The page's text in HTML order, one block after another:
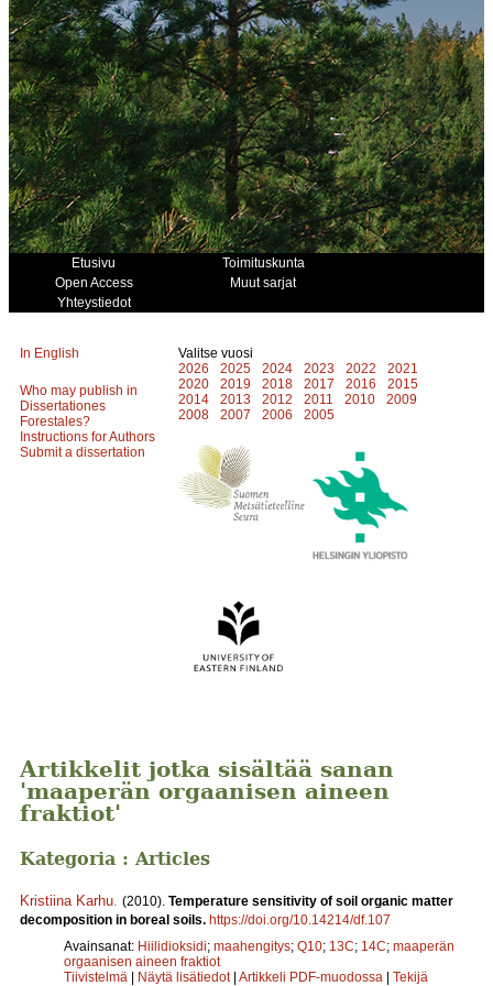
Etusivu
Toimituskunta
Open Access
Muut sarjat
Yhteystiedot
In English
Who may publish in
Dissertationes
Forestales?
Instructions for Authors
Submit a dissertation
Valitse vuosi
2026
2025 2024 2023 2022
2021
2020
2019 2018 2017 2016
2015
2014
2013 2012 2011 2010
2009
2008
2007 2006 2005
Artikkelit jotka sisältää sanan
'maaperän orgaanisen aineen
fraktiot'
Kategoria : Articles
Kristiina Karhu (2010). Temperature sensitivity of soil organic matter
decomposition in boreal soils. https://doi.org/10.14214/df.107
Avainsanat: Hiilidioksidi; maahengitys; Q10; 13C; 14C; maaperän
orgaanisen aineen fraktiot
Tiivistelmä | Näytä lisätiedot | Artikkeli PDF-muodossa | Tekijä